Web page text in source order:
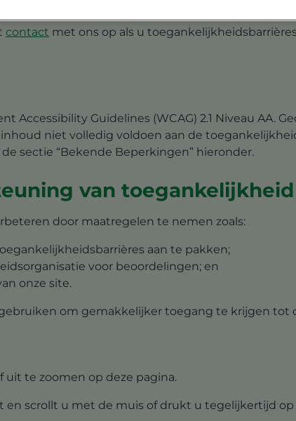
contact met ons op als u
Accessibility Guidelines (WCAG) 2.1 Niveau AA.
niet volledig voldoen aan de
sectie “Bekende Beperkingen” hieronder.
van toegankelijkheid
door maatregelen te nemen zoals:
aan te pakken;
voor beoordelingen; en
onze site.
om gemakkelijker toegang te krijgen tot
te zoomen op deze pagina.
scrollt u met de muis of drukt u tegelijkertijd op